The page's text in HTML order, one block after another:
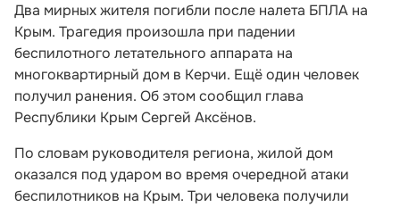
Два мирных жителя погибли после налета БПЛА на
Крым. Трагедия произошла при падении
беспилотного летательного аппарата на
многоквартирный дом в Керчи. Ещё один человек
получил ранения. Об этом сообщил глава
Республики Крым Сергей Аксёнов.
По словам руководителя региона, жилой дом
оказался под ударом во время очередной атаки
беспилотников на Крым. Три человека получили